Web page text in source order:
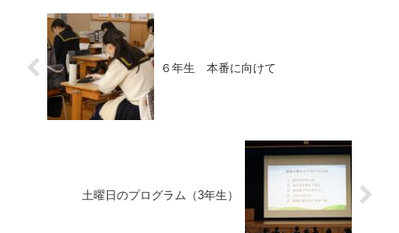
６年生 本番に向けて
土曜日のプログラム（3年生）